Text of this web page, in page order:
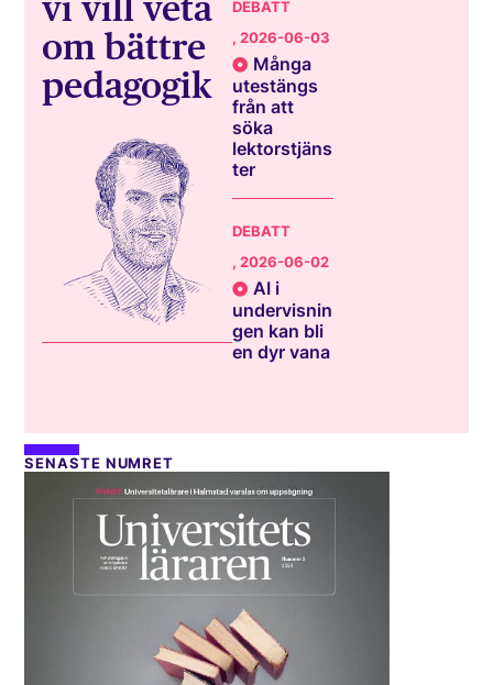
vi vill veta
om bättre
pedagogik
DEBATT
, 2026-06-03
Många
utestängs
från att
söka
lektorstjäns
ter
DEBATT
, 2026-06-02
AI i
undervisnin
gen kan bli
en dyr vana
SENASTE NUMRET